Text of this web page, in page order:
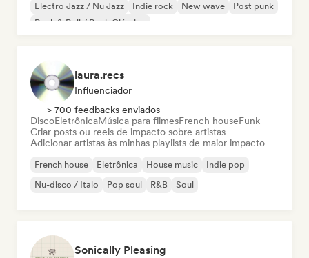
Electro Jazz / Nu Jazz Indie rock New wave
Post punk
Rock & Roll / Rock Clássico
laura.recs
Influenciador
> 700 feedbacks enviados
DiscoEletrônicaMúsica para filmesFrench houseFunk
Criar posts ou reels de impacto sobre artistas
Adicionar artistas às minhas playlists de maior impacto
French house Eletrônica House music
Indie pop
Nu-disco / Italo
Pop soul R&B Soul
Sonically Pleasing